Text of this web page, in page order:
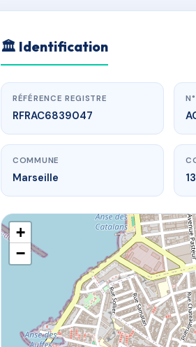
16
16 imp
🏛 Identification
RÉFÉRENCE REGISTRE
RFRAC6839047
COMMUNE
Marseille
+
−